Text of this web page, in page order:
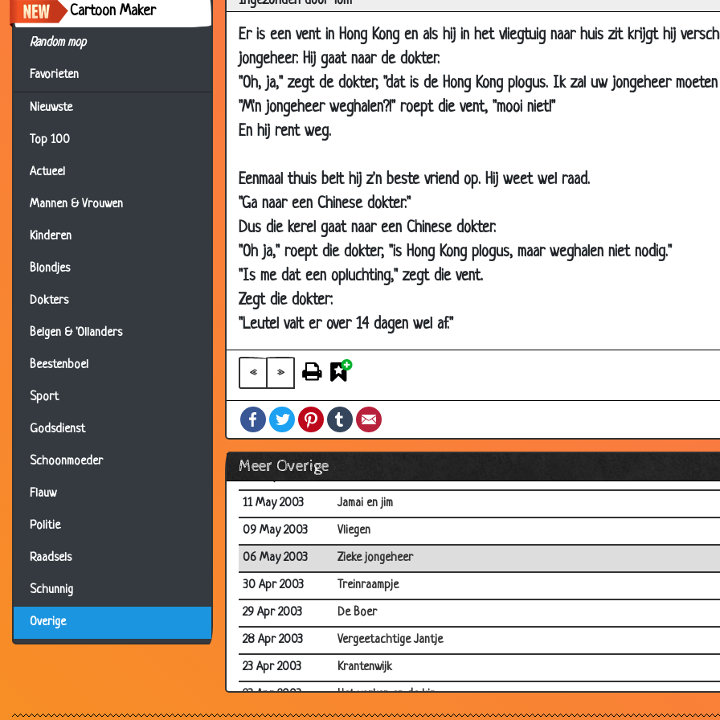
Cartoon Maker
Random mop
Favorieten
Nieuwste
Top 100
Actueel
Mannen & Vrouwen
Kinderen
Blondjes
Dokters
Belgen & 'Ollanders
Beestenboel
Sport
Godsdienst
Schoonmoeder
Flauw
Politie
Raadsels
Schunnig
Overige
Er is een vent in Hong Kong en als hij in het vliegtuig naar huis zit krijgt hij
jongeheer. Hij gaat naar de dokter.
"Oh, ja," zegt de dokter, "dat is de Hong Kong plogus. Ik zal uw jongeheer moeten
"M'n jongeheer weghalen?!" roept die vent, "mooi niet!"
En hij rent weg.
Eenmaal thuis belt hij z'n beste vriend op. Hij weet wel raad.
"Ga naar een Chinese dokter."
Dus die kerel gaat naar een Chinese dokter.
"Oh ja," roept die dokter, "is Hong Kong plogus, maar weghalen niet nodig."
"Is me dat een opluchting," zegt die vent.
Zegt die dokter:
"Leutel valt er over 14 dagen wel af."
« »
FacebookTwitterPinterestTumblr
Meer Overige
18 Jun 2003
Stijve opa
16 Jun 2003
Wens-zwembad
14 Jun 2003
Bijrijder
13 Jun 2003
Telefoonrekening
13 Jun 2003
Zielige chauffeur
12 Jun 2003
Hakken
11 Jun 2003
Pamela
11 Jun 2003
Boer met de mengkraan
10 Jun 2003
Mager
05 Jun 2003
Geestelijke
04 Jun 2003
Rob de nijs
27 May 2003
Tekst
18 May 2003
Sneeuwwitje,dwerg en een trol
17 May 2003
Liefde
11 May 2003
Jamai en jim
09 May 2003
Vliegen
06 May 2003
Zieke jongeheer
30 Apr 2003
Treinraampje
29 Apr 2003
De Boer
28 Apr 2003
Vergeetachtige Jantje
23 Apr 2003
Krantenwijk
23 Apr 2003
Het varken en de kip